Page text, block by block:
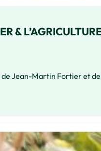
&
de Jean-Martin Fortier et de